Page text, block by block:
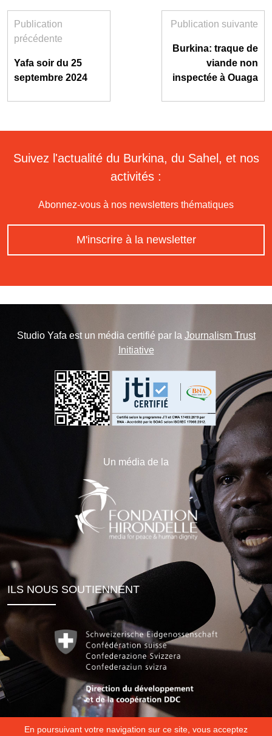
En poursuivant votre navigation sur ce site, vous acceptez
Publication
précédente
Yafa soir du 25
septembre 2024
Publication suivante
Burkina: traque de
viande non
inspectée à Ouaga
Suivez l'actualité du Burkina, du Sahel, et nos
activités :
Abonnez-vous à nos newsletters thématiques
M'inscrire à la newsletter
Studio Yafa est un média certifié par la Journalism Trust
Initiative
Un média de la
ILS NOUS SOUTIENNENT